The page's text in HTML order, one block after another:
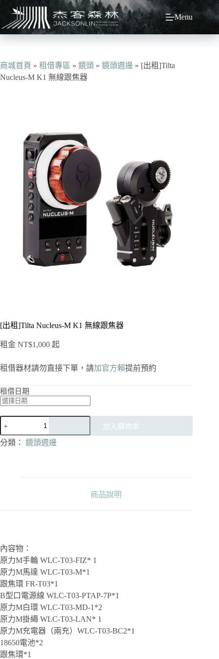
主
容
Menu
商城首頁 » 租借專區 » 鏡頭 » 鏡頭週邊 » [出租]Tilta
Nucleus-M K1 無線跟焦器
[出租]Tilta Nucleus-M K1 無線跟焦器
租金 NT$1,000 起
租借器材請勿直接下單，請加官方賴提前預約
租借日期
Nucleus-
M
加入購物車
分類： 鏡頭週邊
商品說明
內容物：
原力M手輪 WLC-T03-FIZ* 1
原力M馬達 WLC-T03-M*1
跟焦環 FR-T03*1
B型口電源線 WLC-T03-PTAP-7P*1
原力M白環 WLC-T03-MD-1*2
原力M掛繩 WLC-T03-LAN* 1
原力M充電器（兩充）WLC-T03-BC2*1
18650電池*2
跟焦環*1